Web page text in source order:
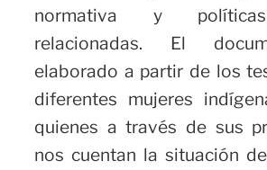
normativa y
relacionadas. El
elaborado a partir de los
diferentes mujeres
quienes a través de sus
nos cuentan la situación